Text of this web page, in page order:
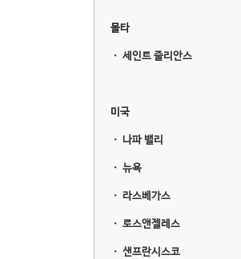
몰타
ㆍ 세인트 줄리안스
미국
ㆍ 나파 밸리
ㆍ 뉴욕
ㆍ 라스베가스
ㆍ 로스앤젤레스
ㆍ 샌프란시스코